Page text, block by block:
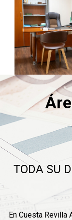
TODA SU
En Cuesta